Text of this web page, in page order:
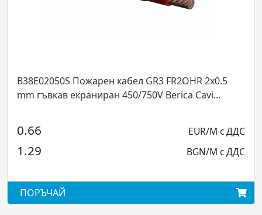
B38E02050S Пожарен кабел GR3 FR2OHR 2x0.5
mm гъвкав екраниран 450/750V Berica Cavi...
0.66 EUR/M с ДДС
1.29 BGN/M с ДДС
ПОРЪЧАЙ